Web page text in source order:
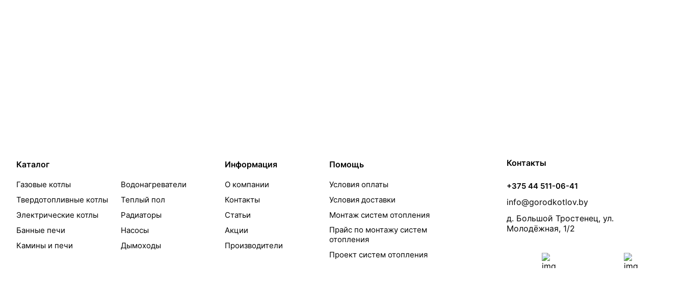
Каталог
Газовые котлы
Твердотопливные котлы
Электрические котлы
Банные печи
Камины и печи
Водонагреватели
Теплый пол
Радиаторы
Насосы
Дымоходы
Информация
О компании
Контакты
Статьи
Акции
Производители
Помощь
Условия оплаты
Условия доставки
Монтаж систем отопления
Прайс по монтажу систем
отопления
Проект систем отопления
Контакты
+375 44 511-06-41
info@gorodkotlov.by
д. Большой Тростенец, ул.
Молодёжная, 1/2